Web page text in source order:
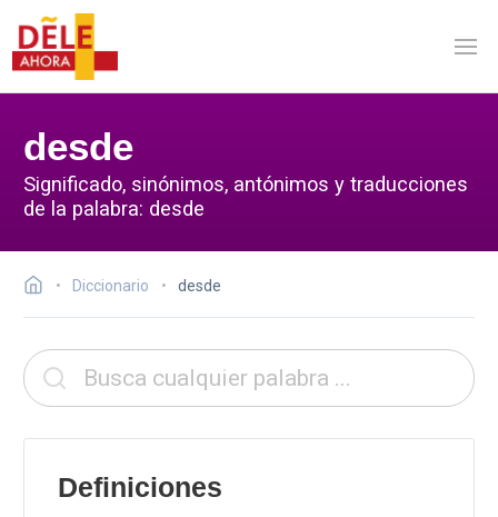
desde
Significado, sinónimos, antónimos y traducciones
de la palabra: desde
Diccionario desde
Definiciones